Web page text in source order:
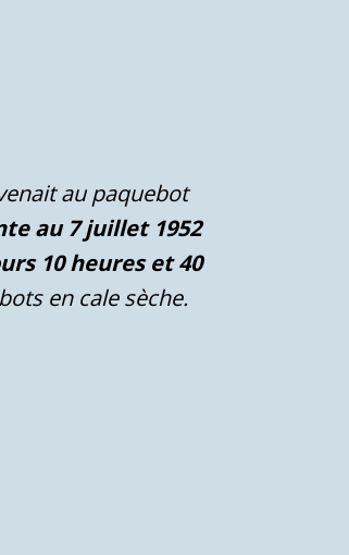
au paquebot
au 7 juillet 1952
10 heures et 40
en cale sèche.